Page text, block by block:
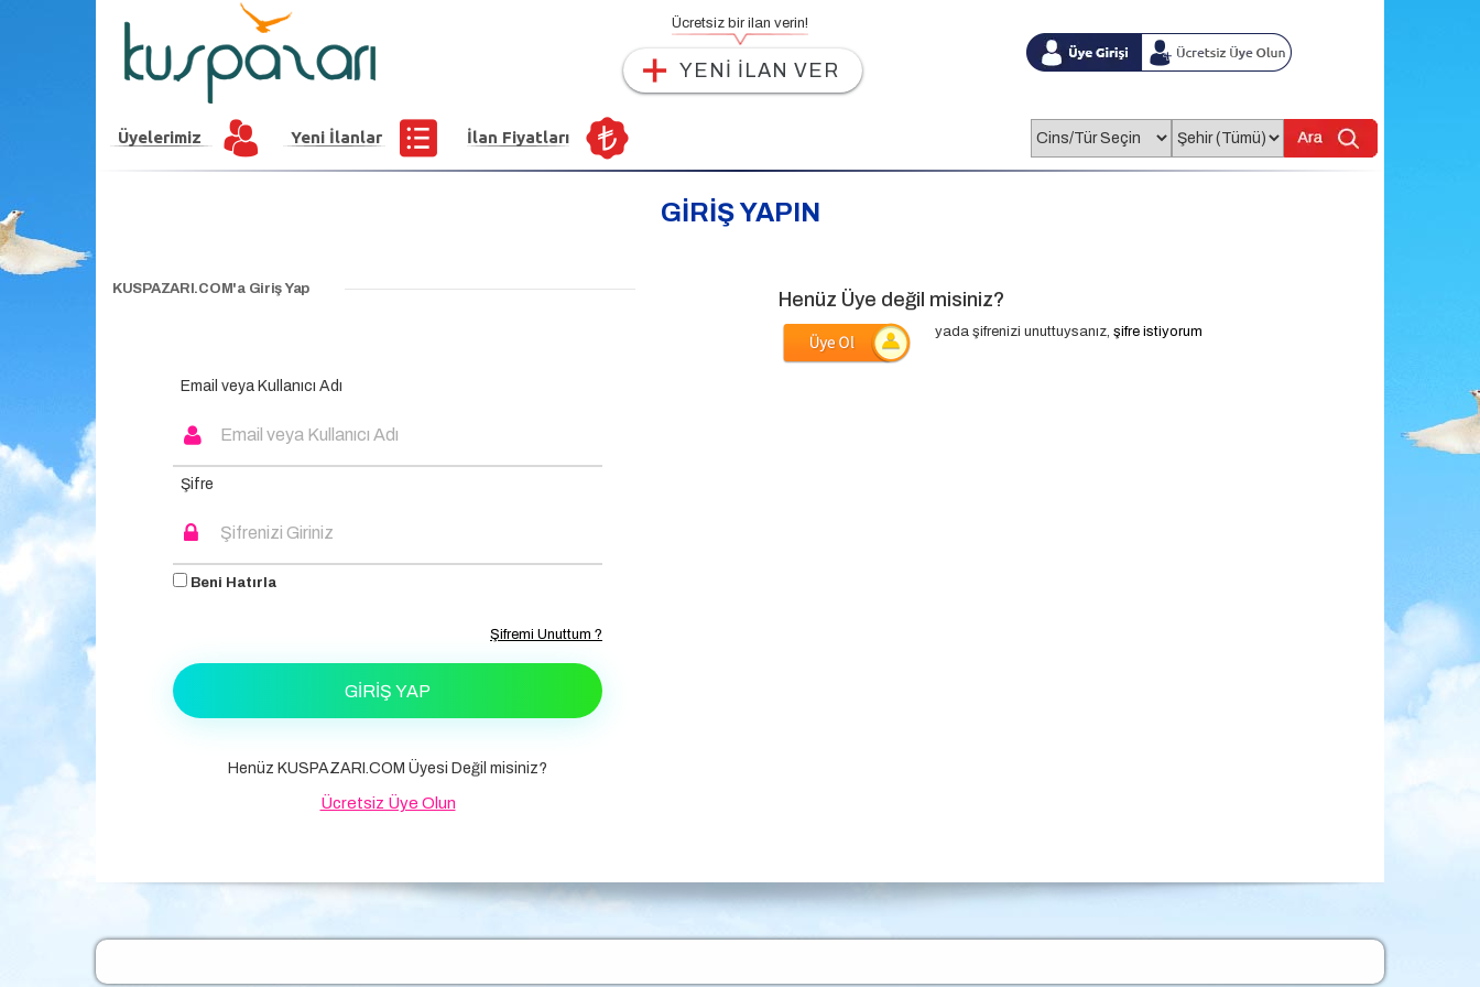
Ücretsiz bir ilan verin!
YENİ İLAN VER
Üyelerimiz Yeni İlanlar İlan Fiyatları
GİRİŞ YAPIN
KUSPAZARI.COM'a Giriş Yap
Email veya Kullanıcı Adı
Şifre
Beni Hatırla
Şifremi Unuttum ?
GIRIŞ YAP
Henüz KUSPAZARI.COM Üyesi Değil misiniz?
Ücretsiz Üye Olun
Henüz Üye değil misiniz?
yada şifrenizi unuttuysanız, şifre istiyorum